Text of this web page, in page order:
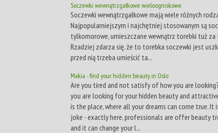
Soczewki wewnątrzgałkowe wieloogniskowe
Soczewki wewnątrzgałkowe mają wiele różnych
Najpopularniejszym i najchętniej stosowanym są
tylkomorowe, umieszczane wewnątrz torebki tuż za
Rzadziej zdarza się, że to torebka soczewki jest
przed nią trzeba umieścić ta...
Makia - find your hidden beauty in Oslo
Are you tired and not satisfy of how you are
you are looking for your hidden beauty and
is the place, where all your dreams can come true. It
joke - exactly here, professionals are offer beauty
and it can change your l...